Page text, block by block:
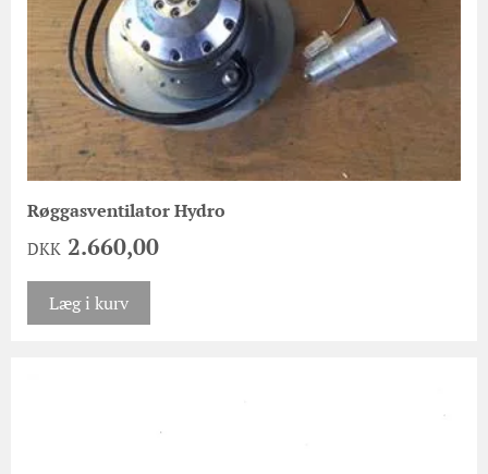
Røggasventilator Hydro
DKK 2.660,00
Læg i kurv